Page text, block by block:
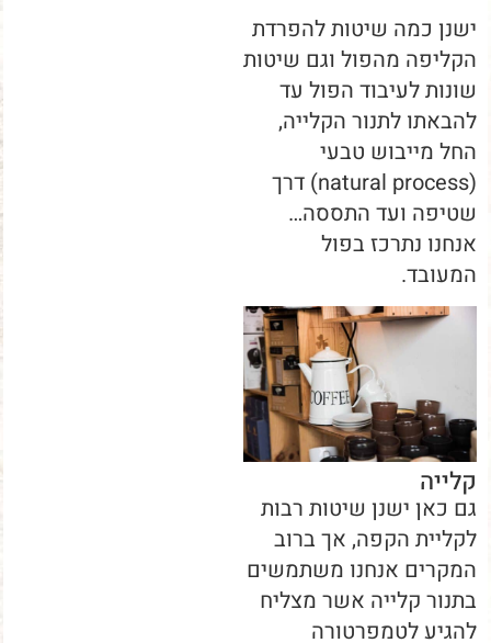
ישנן כמה שיטות להפרדת
הקליפה מהפול וגם שיטות
שונות לעיבוד הפול עד
להבאתו לתנור הקלייה,
החל מייבוש טבעי
(natural process) דרך
שטיפה ועד התססה…
אנחנו נתרכז בפול
המעובד.
קלייה
גם כאן ישנן שיטות רבות
לקליית הקפה, אך ברוב
המקרים אנחנו משתמשים
בתנור קלייה אשר מצליח
להגיע לטמפרטורה